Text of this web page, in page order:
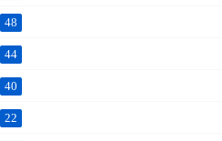
48
44
40
22